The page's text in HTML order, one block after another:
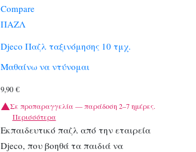
Compare
ΠΑΖΛ
Djeco Παζλ ταξινόμησης 10 τμχ.
Μαθαίνω να ντύνομαι
9,90 €
Σε προπαραγγελία — παράδοση 2–7 ημέρες.
Περισσότερα
Εκπαιδευτικό παζλ από την εταιρεία
Djeco, που βοηθά τα παιδιά να